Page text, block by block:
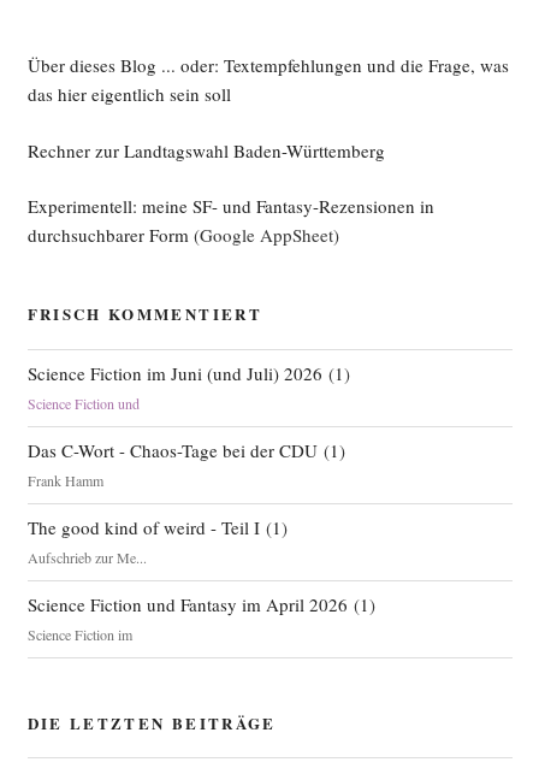
Über dieses Blog ... oder: Textempfehlungen und die Frage, was
das hier eigentlich sein soll
Rechner zur Landtagswahl Baden-Württemberg
Experimentell: meine SF- und Fantasy-Rezensionen in
durchsuchbarer Form(Google AppSheet)
FRISCH KOMMENTIERT
Science Fiction im Juni (und Juli) 2026 (1)
Science Fiction und
Das C-Wort - Chaos-Tage bei der CDU(1)
Frank Hamm
The good kind of weird - Teil I(1)
Aufschrieb zur Me...
Science Fiction und Fantasy im April 2026 (1)
Science Fiction im
DIE LETZTEN BEITRÄGE